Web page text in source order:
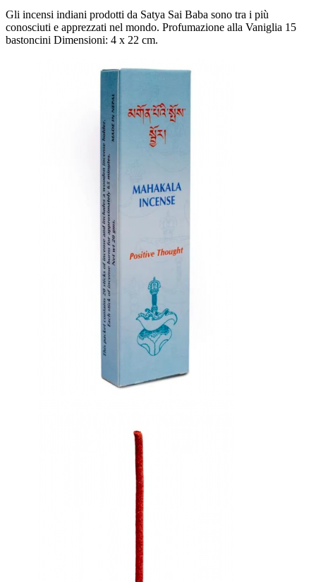
Gli incensi indiani prodotti da Satya Sai Baba sono tra i più
conosciuti e apprezzati nel mondo. Profumazione alla Vaniglia 15
bastoncini Dimensioni: 4 x 22 cm.